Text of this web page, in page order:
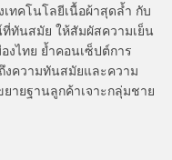
เทคโนโลยีเนื้อผ้าสุดล้ำ กับ
ที่ทันสมัย ให้สัมผัสความเย็น
งไทย ย้ำคอนเซ็ปต์การ
ความทันสมัยและความ
ายฐานลูกค้าเจาะกลุ่มชาย